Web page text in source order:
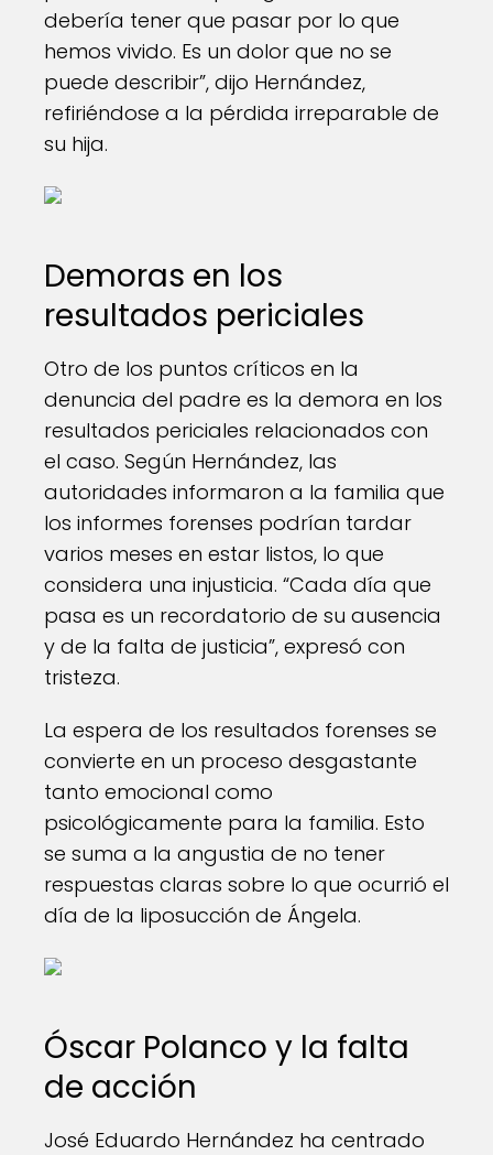
debería tener que pasar por lo que
hemos vivido. Es un dolor que no se
puede describir”, dijo Hernández,
refiriéndose a la pérdida irreparable de
su hija.
Demoras en los
resultados periciales
Otro de los puntos críticos en la
denuncia del padre es la demora en los
resultados periciales relacionados con
el caso. Según Hernández, las
autoridades informaron a la familia que
los informes forenses podrían tardar
varios meses en estar listos, lo que
considera una injusticia. “Cada día que
pasa es un recordatorio de su ausencia
y de la falta de justicia”, expresó con
tristeza.
La espera de los resultados forenses se
convierte en un proceso desgastante
tanto emocional como
psicológicamente para la familia. Esto
se suma a la angustia de no tener
respuestas claras sobre lo que ocurrió el
día de la liposucción de Ángela.
Óscar Polanco y la falta
de acción
José Eduardo Hernández ha centrado